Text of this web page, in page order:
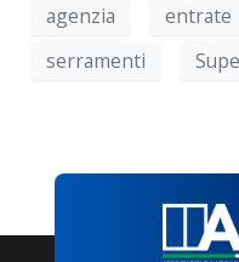
agenzia entrate
serramenti